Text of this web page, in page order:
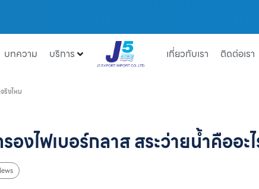
บทความ บริการ เกี่ยวกับเรา ติดต่อเรา
ริงไหม
องไฟเบอร์กลาส สระว่ายน้ำคืออ